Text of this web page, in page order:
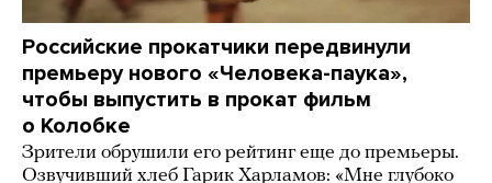
Российские прокатчики передвинули
премьеру нового «Человека-паука»,
чтобы выпустить в прокат фильм
о Колобке
Зрители обрушили его рейтинг еще до премьеры.
Озвучивший хлеб Гарик Харламов: «Мне глубоко